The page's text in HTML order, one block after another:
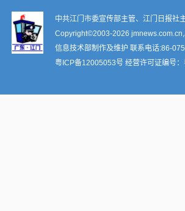
中共江门市委宣传部主管、江门日报社
Copyright©2003-2026
信息技术部制作及维护 联系电话:86-
粤ICP备12005053号 经营许可证编号：